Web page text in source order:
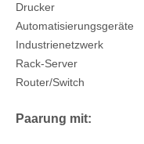
Drucker
Automatisierungsgeräte
Industrienetzwerk
Rack-Server
Router/Switch
Paarung mit: